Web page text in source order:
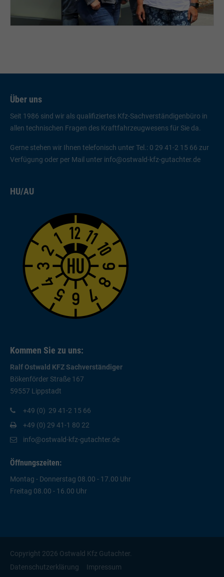
Über uns
Seit 1986 sind wir als qualifiziertes Kfz-Sachverständigenbüro in
allen technischen Fragen des Kraftfahrzeugwesens für Sie da.
Gerne stehen wir Ihnen telefonisch unter Tel.: 0 29 41-2 15 66 zur
Verfügung oder per Mail unter info@ostwald-kfz-gutachter.de
HU/AU
Kommen Sie zu uns:
Ralf Ostwald KFZ Sachverständiger
Bökenförder Straße 167
59557 Lippstadt
+49 (0) 29 41-2 15 66
+49 (0) 29 41-1 80 22
info@ostwald-kfz-gutachter.de
Öffnungszeiten:
Montag - Donnerstag 08.00 - 17.00 Uhr
Freitag 08.00 - 16.00 Uhr
Copyright 2026 Ostwald Kfz Gutachter.
Datenschutzerklärung
Impressum